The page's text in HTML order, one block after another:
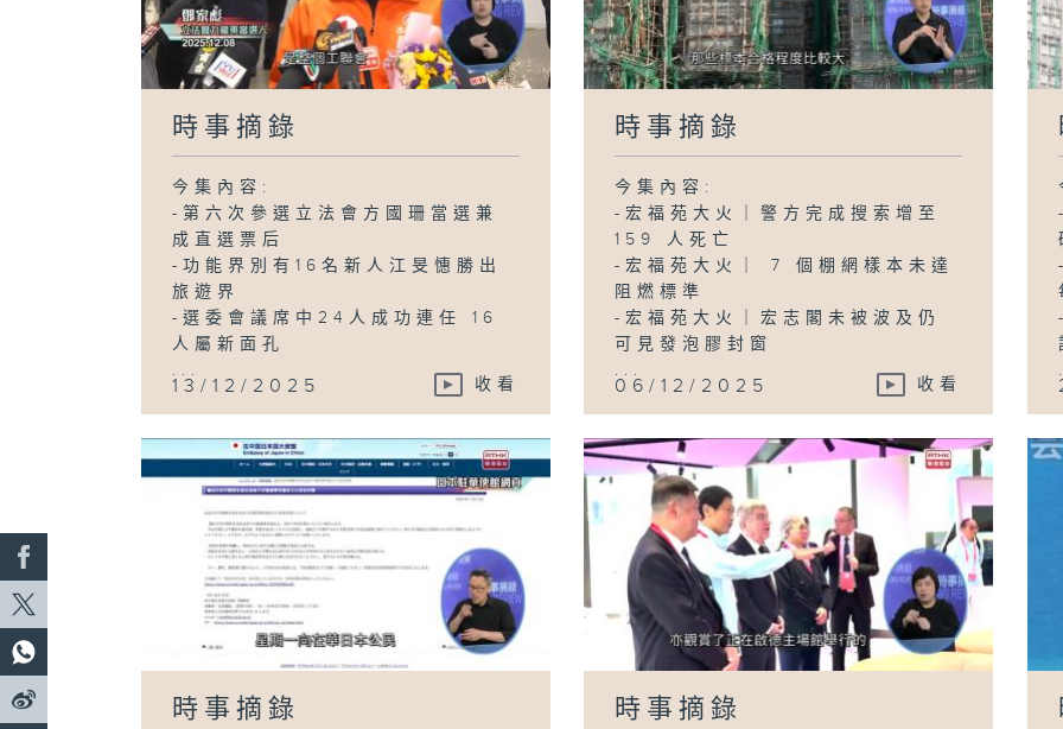
時事摘錄
今集內容:
-第六次參選立法會方國珊當選兼
成直選票后
-功能界別有16名新人江旻憓勝出
旅遊界
-選委會議席中24人成功連任 16
人屬新面孔
...
13/12/2025 收看
時事摘錄
今集內容:
-宏福苑大火｜警方完成搜索增至
159 人死亡
-宏福苑大火｜ 7 個棚網樣本未達
阻燃標準
-宏福苑大火｜宏志閣未被波及仍
可見發泡膠封窗
...
06/12/2025 收看
時事摘錄 時事摘錄